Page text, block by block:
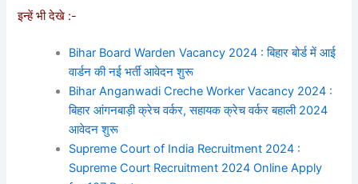
इन्हें भी देखे :-
Bihar Board Warden Vacancy 2024 : बिहार बोर्ड में आई
वार्डन की नई भर्ती आवेदन शुरू
Bihar Anganwadi Creche Worker Vacancy 2024 :
बिहार आंगनबाड़ी क्रेच वर्कर, सहायक क्रेच वर्कर बहाली 2024
आवेदन शुरू
Supreme Court of India Recruitment 2024 :
Supreme Court Recruitment 2024 Online Apply